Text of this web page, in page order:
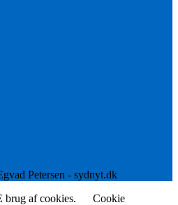
Petersen - sydnyt.dk
brug af cookies.
Cookie